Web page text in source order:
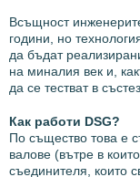
Всъщност
години, но
да бъдат
на миналия век и,
да се тестват в
Как работи DSG?
По същество това е
валове (вътре в
съединителя, които